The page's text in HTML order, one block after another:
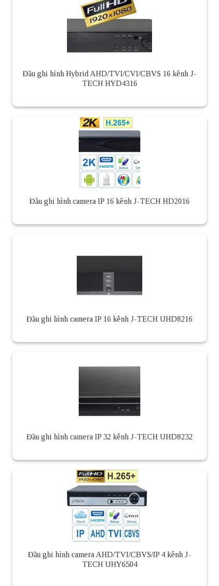
Đầu ghi hình Hybrid AHD/TVI/CVI/CBVS 16 kênh J-
TECH HYD4316
Đầu ghi hình camera IP 16 kênh J-TECH HD2016
Đầu ghi hình camera IP 16 kênh J-TECH UHD8216
Đầu ghi hình camera IP 32 kênh J-TECH UHD8232
Đầu ghi hình camera AHD/TVI/CBVS/IP 4 kênh J-
TECH UHY6504